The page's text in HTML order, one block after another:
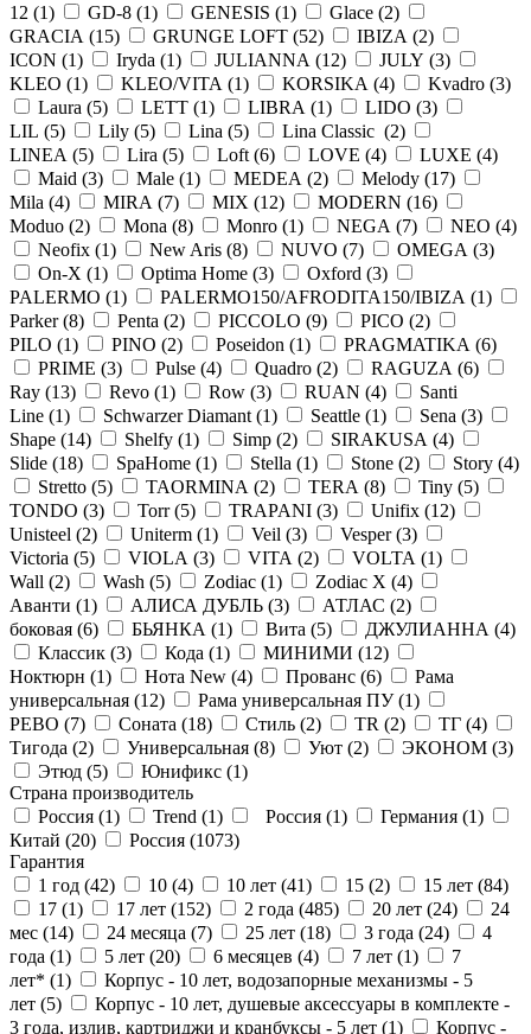
12 (1) GD-8 (1) GENESIS (1) Glace (2)
GRACIA (15) GRUNGE LOFT (52) IBIZA (2)
ICON (1) Iryda (1) JULIANNA (12) JULY (3)
KLEO (1) KLEO/VITA (1) KORSIKA (4) Kvadro (3)
Laura (5) LETT (1) LIBRA (1) LIDO (3)
LIL (5) Lily (5) Lina (5) Lina Classic (2)
LINEA (5) Lira (5) Loft (6) LOVE (4) LUXE (4)
Maid (3) Male (1) MEDEA (2) Melody (17)
Mila (4) MIRA (7) MIX (12) MODERN (16)
Moduo (2) Mona (8) Monro (1) NEGA (7) NEO (4)
Neofix (1) New Aris (8) NUVO (7) OMEGA (3)
On-X (1) Optima Home (3) Oxford (3)
PALERMO (1) PALERMO150/AFRODITA150/IBIZA (1)
Parker (8) Penta (2) PICCOLO (9) PICO (2)
PILO (1) PINO (2) Poseidon (1) PRAGMATIKA (6)
PRIME (3) Pulse (4) Quadro (2) RAGUZA (6)
Ray (13) Revo (1) Row (3) RUAN (4)
Santi
Line (1) Schwarzer Diamant (1) Seattle (1) Sena (3)
Shape (14) Shelfy (1) Simp (2) SIRAKUSA (4)
Slide (18) SpaHome (1) Stella (1) Stone (2) Story (4)
Stretto (5) TAORMINA (2) TERA (8) Tiny (5)
TONDO (3) Torr (5) TRAPANI (3) Unifix (12)
Unisteel (2) Uniterm (1) Veil (3) Vesper (3)
Victoria (5) VIOLA (3) VITA (2) VOLTA (1)
Wall (2) Wash (5) Zodiac (1) Zodiac X (4)
Аванти (1) АЛИСА ДУБЛЬ (3) АТЛАС (2)
боковая (6) БЬЯНКА (1) Вита (5) ДЖУЛИАННА (4)
Классик (3) Кода (1) МИНИМИ (12)
Ноктюрн (1) Нота New (4) Прованс (6)
Рама
универсальная (12) Рама универсальная ПУ (1)
РЕВО (7) Соната (18) Стиль (2) ТR (2) ТГ (4)
Тигода (2) Универсальная (8) Уют (2) ЭКОНОМ (3)
Этюд (5) Юнификс (1)
Страна производитель
Россия (1) Trend (1) Россия (1) Германия (1)
Китай (20) Россия (1073)
Гарантия
1 год (42) 10 (4) 10 лет (41) 15 (2) 15 лет (84)
17 (1) 17 лет (152) 2 года (485) 20 лет (24)
24
мес (14) 24 месяца (7) 25 лет (18) 3 года (24)
4
года (1) 5 лет (20) 6 месяцев (4) 7 лет (1)
7
лет* (1)
Корпус - 10 лет, водозапорные механизмы - 5
лет (5)
Корпус - 10 лет, душевые аксессуары в комплекте -
3 года, излив, картриджи и кранбуксы - 5 лет (1) Корпус -